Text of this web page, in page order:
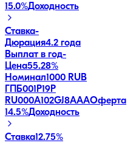
15.0%Доходность
Ставка-
Дюрация4.2 года
Выплат в год-
Цена55.28%
Номинал1000 RUB
ГПБ001P19P
RU000A102GJ8AAAОферта
14.5%Доходность
Ставка12.75%